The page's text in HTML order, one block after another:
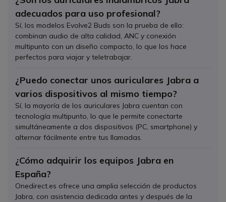
adecuados para uso profesional?
Sí, los modelos Evolve2 Buds son la prueba de ello:
combinan audio de alta calidad, ANC y conexión
multipunto con un diseño compacto, lo que los hace
perfectos para viajar y teletrabajar.
¿Puedo conectar unos auriculares Jabra a
varios dispositivos al mismo tiempo?
Sí, la mayoría de los auriculares Jabra cuentan con
tecnología multipunto, lo que le permite conectarte
simultáneamente a dos dispositivos (PC, smartphone) y
alternar fácilmente entre tus llamadas.
¿Cómo adquirir los equipos Jabra en
España?
Onedirect.es ofrece una amplia selección de productos
Jabra, con asistencia dedicada antes y después de la